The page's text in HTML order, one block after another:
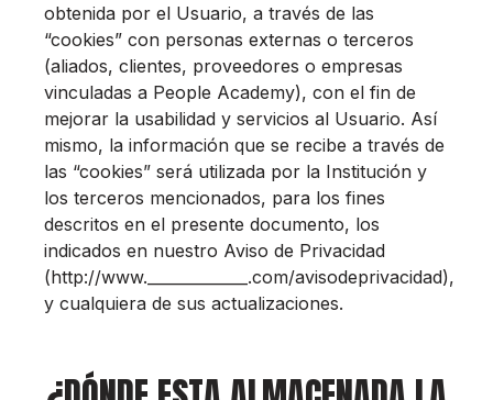
obtenida por el Usuario, a través de las
“cookies” con personas externas o terceros
(aliados, clientes, proveedores o empresas
vinculadas a People Academy), con el fin de
mejorar la usabilidad y servicios al Usuario. Así
mismo, la información que se recibe a través de
las “cookies” será utilizada por la Institución y
los terceros mencionados, para los fines
descritos en el presente documento, los
indicados en nuestro Aviso de Privacidad
(http://www._____________.com/avisodeprivacidad),
y cualquiera de sus actualizaciones.